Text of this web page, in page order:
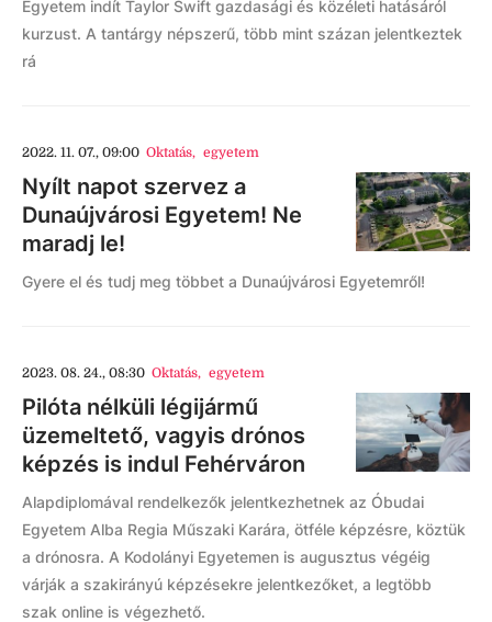
Egyetem indít Taylor Swift gazdasági és közéleti hatásáról
kurzust. A tantárgy népszerű, több mint százan jelentkeztek
rá
2022. 11. 07., 09:00 Oktatás, egyetem
Nyílt napot szervez a
Dunaújvárosi Egyetem! Ne
maradj le!
Gyere el és tudj meg többet a Dunaújvárosi Egyetemről!
2023. 08. 24., 08:30 Oktatás, egyetem
Pilóta nélküli légijármű
üzemeltető, vagyis drónos
képzés is indul Fehérváron
Alapdiplomával rendelkezők jelentkezhetnek az Óbudai
Egyetem Alba Regia Műszaki Karára, ötféle képzésre, köztük
a drónosra. A Kodolányi Egyetemen is augusztus végéig
várják a szakirányú képzésekre jelentkezőket, a legtöbb
szak online is végezhető.